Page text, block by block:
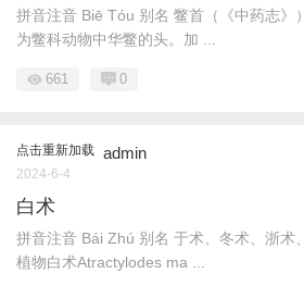
拼音注音 Biē Tóu 别名 鳖首（《中药志》
为鳖科动物中华鳖的头。加 ...
661 0
点击重新加载 admin
2024-6-4
白术
拼音注音 Bái Zhú 别名 于术、冬术、浙术
植物白术Atractylodes ma ...